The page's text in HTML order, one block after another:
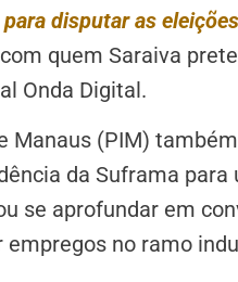
disputar as
quem Saraiva
Onda Digital.
Manaus (PIM)
da Suframa
se aprofundar em
no ramo